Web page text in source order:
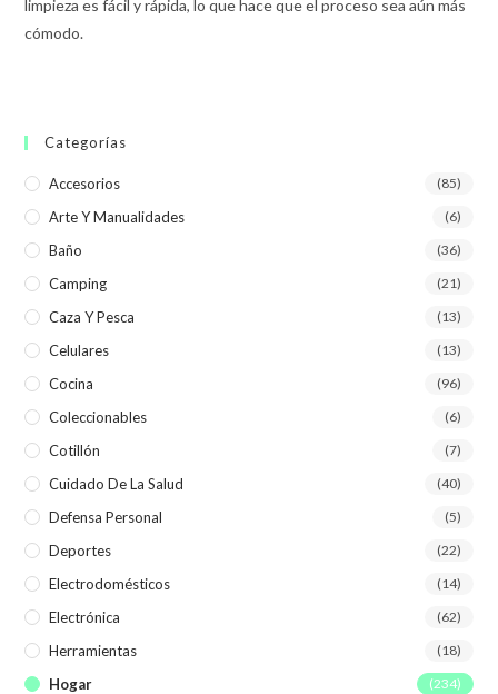
limpieza es fácil y rápida, lo que hace que el proceso sea aún más
cómodo.
Categorías
Accesorios (85)
Arte Y Manualidades (6)
Baño (36)
Camping (21)
Caza Y Pesca (13)
Celulares (13)
Cocina (96)
Coleccionables (6)
Cotillón (7)
Cuidado De La Salud (40)
Defensa Personal (5)
Deportes (22)
Electrodomésticos (14)
Electrónica (62)
Herramientas (18)
Hogar (234)